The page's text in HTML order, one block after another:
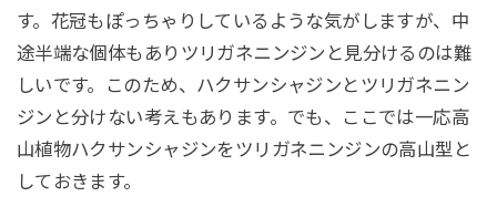
す。花冠もぽっちゃりしているような気がしますが、中
途半端な個体もありツリガネニンジンと見分けるのは難
しいです。このため、ハクサンシャジンとツリガネニン
ジンと分けない考えもあります。でも、ここでは一応高
山植物ハクサンシャジンをツリガネニンジンの高山型と
しておきます。